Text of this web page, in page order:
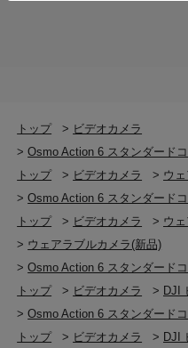
ケースなしで最大60メー
は水中の色を忠実に再現
す。
※詳しくはメーカーページ
Lexar Professional
microSDXC
Kingston CANVAS Go!
microSDXC
Kingston CANVAS Go!
microSDXC
microSDXC
Kingston CANVAS Go!
センサー
1/1.1インチCMOSセン
トップ > ビデオカメラ
>Osmo Action 6 スタンダード
トップ
> ビデオカメラ > ウ
>Osmo Action 6 スタンダード
トップ
> ビデオカメラ > ウ
> ウェアラブルカメラ(新品)
>Osmo Action 6 スタンダード
トップ
> ビデオカメラ > DJI
>Osmo Action 6 スタンダード
トップ
> ビデオカメラ > DJI